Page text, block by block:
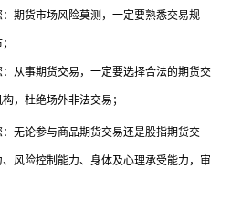
期货市场风险莫测，一定要熟悉交易规
从事期货交易，一定要选择合法的期货交
，杜绝场外非法交易；
无论参与商品期货交易还是股指期货交
风险控制能力、身体及心理承受能力，审